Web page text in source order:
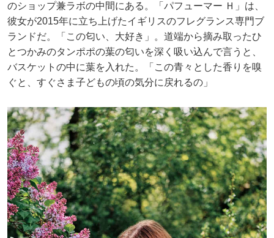
のショップ兼ラボの中間にある。「パフューマー Ｈ」は、
彼女が2015年に立ち上げたイギリスのフレグランス専門ブ
ランドだ。「この匂い、大好き」。道端から摘み取ったひ
とつかみのタンポポの葉の匂いを深く吸い込んで言うと、
バスケットの中に葉を入れた。「この青々とした香りを嗅
ぐと、すぐさま子どもの頃の気分に戻れるの」